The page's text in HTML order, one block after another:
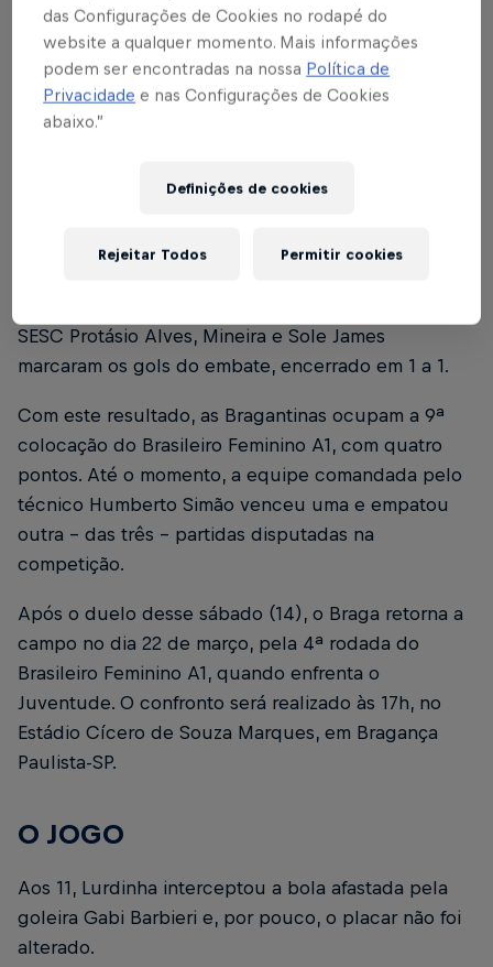
jogos disputados no Brasileiro Feminino
Escrito por Carla Cenci
3 min de leitura
Na tarde deste sábado (14), o Red Bull Bragantino
SESC Protásio Alves, Mineira e Sole James
marcaram os gols do embate, encerrado em 1 a 1.
Com este resultado, as Bragantinas ocupam a 9ª
colocação do Brasileiro Feminino A1, com quatro
pontos. Até o momento, a equipe comandada pelo
técnico Humberto Simão venceu uma e empatou
outra – das três – partidas disputadas na
competição.
Após o duelo desse sábado (14), o Braga retorna a
campo no dia 22 de março, pela 4ª rodada do
Brasileiro Feminino A1, quando enfrenta o
Juventude. O confronto será realizado às 17h, no
Estádio Cícero de Souza Marques, em Bragança
Paulista-SP.
O JOGO
Aos 11, Lurdinha interceptou a bola afastada pela
goleira Gabi Barbieri e, por pouco, o placar não foi
alterado.
das Configurações de Cookies no rodapé do
website a qualquer momento. Mais informações
podem ser encontradas na nossa Política de
Privacidade e nas Configurações de Cookies
abaixo.”
Definições de cookies
Rejeitar Todos Permitir cookies